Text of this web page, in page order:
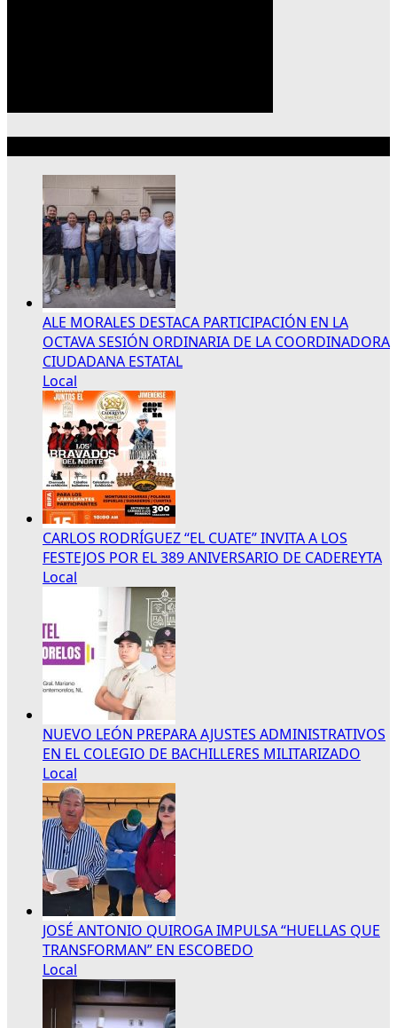
ALE MORALES DESTACA PARTICIPACIÓN EN LA
OCTAVA SESIÓN ORDINARIA DE LA COORDINADORA
CIUDADANA ESTATAL
Local
CARLOS RODRÍGUEZ “EL CUATE” INVITA A LOS
FESTEJOS POR EL 389 ANIVERSARIO DE CADEREYTA
Local
NUEVO LEÓN PREPARA AJUSTES ADMINISTRATIVOS
EN EL COLEGIO DE BACHILLERES MILITARIZADO
Local
JOSÉ ANTONIO QUIROGA IMPULSA “HUELLAS QUE
TRANSFORMAN” EN ESCOBEDO
Local